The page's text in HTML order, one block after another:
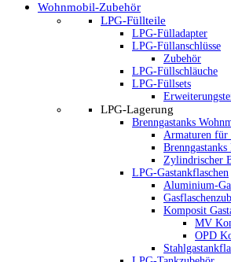
Wohnmobil-Zubehör
LPG-Füllteile
LPG-Fülladapter
LPG-Füllanschlüsse
Zubehör
LPG-Füllschläuche
LPG-Füllsets
LPG-Lagerung
Brenngastanks
Armaturen für
Zylindrischer
LPG-Gastankflaschen
Aluminium-
Komposit
MV
OPD